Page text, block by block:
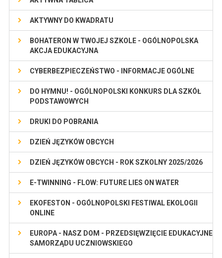
AKTYWNY DO KWADRATU
BOHATERON W TWOJEJ SZKOLE - OGÓLNOPOLSKA
AKCJA EDUKACYJNA
CYBERBEZPIECZEŃSTWO - INFORMACJE OGÓLNE
DO HYMNU! - OGÓLNOPOLSKI KONKURS DLA SZKÓŁ
PODSTAWOWYCH
DRUKI DO POBRANIA
DZIEŃ JĘZYKÓW OBCYCH
DZIEŃ JĘZYKÓW OBCYCH - ROK SZKOLNY 2025/2026
E-TWINNING - FLOW: FUTURE LIES ON WATER
EKOFESTON - OGÓLNOPOLSKI FESTIWAL EKOLOGII
ONLINE
EUROPA - NASZ DOM - PRZEDSIĘWZIĘCIE EDUKACYJNE
SAMORZĄDU UCZNIOWSKIEGO